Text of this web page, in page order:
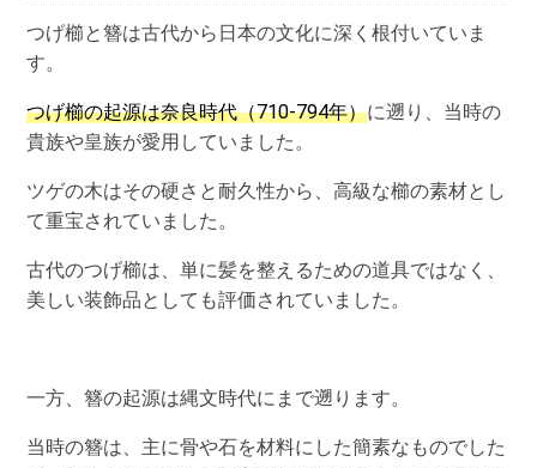
つげ櫛と簪は古代から日本の文化に深く根付いていま
す。
つげ櫛の起源は奈良時代（710-794年）に遡り、当時の
貴族や皇族が愛用していました。
ツゲの木はその硬さと耐久性から、高級な櫛の素材とし
て重宝されていました。
古代のつげ櫛は、単に髪を整えるための道具ではなく、
美しい装飾品としても評価されていました。
一方、簪の起源は縄文時代にまで遡ります。
当時の簪は、主に骨や石を材料にした簡素なものでした